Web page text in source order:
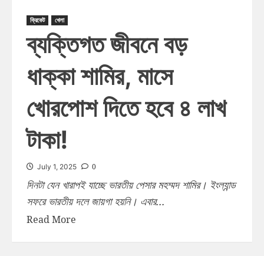
ক্রিকেট খেলা
ব্যক্তিগত জীবনে বড়
ধাক্কা শামির, মাসে
খোরপোশ দিতে হবে ৪ লাখ
টাকা!
July 1, 2025 0
দিনটা যেন খারাপই যাচ্ছে ভারতীয় পেসার মহম্মদ শামির। ইংল্যান্ড
সফরে ভারতীয় দলে জায়গা হয়নি। এবার...
Read More